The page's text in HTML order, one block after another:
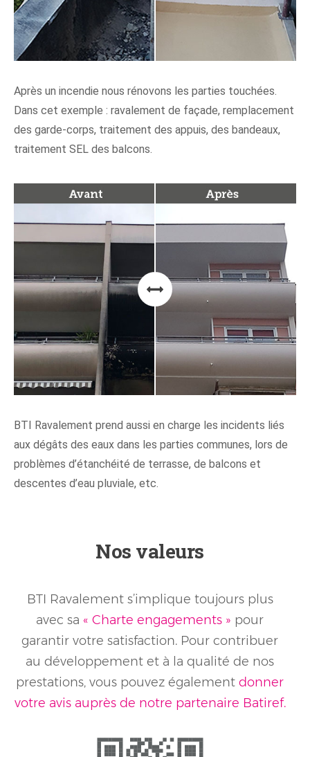
Après un incendie nous rénovons les parties touchées.
Dans cet exemple : ravalement de façade, remplacement
des garde-corps, traitement des appuis, des bandeaux,
traitement SEL des balcons.
BTI Ravalement prend aussi en charge les incidents liés
aux dégâts des eaux dans les parties communes, lors de
problèmes d’étanchéité de terrasse, de balcons et
descentes d’eau pluviale, etc.
Nos valeurs
BTI Ravalement s’implique toujours plus
avec sa « Charte engagements » pour
garantir votre satisfaction. Pour contribuer
au développement et à la qualité de nos
prestations, vous pouvez également donner
votre avis auprès de notre partenaire Batiref.